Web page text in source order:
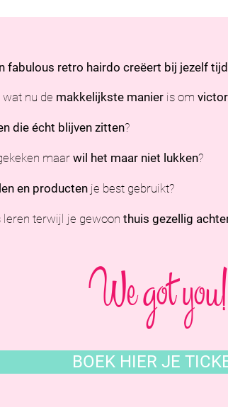
fabulous retro hairdo creëert bij jezelf
nu de makkelijkste manier is om
die écht blijven zitten?
maarwil het maar niet lukken?
en producten je best gebruikt?
terwijl je gewoon thuis gezellig
We got you!
BOEK HIER JE